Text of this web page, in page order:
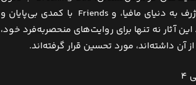
شخصیت اصلی از یک معلم شیمی به یک تبهکار، The Sopranos با نگاه ژرف به دنیای مافیا، و Friends با کمدی بی‌پایان و
آثار نه تنها برای روایت‌های منحصربه‌فرد خود،
آن داشته‌اند، مورد تحسین قرار گرفته‌اند.